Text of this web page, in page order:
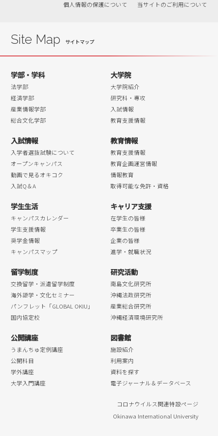
個人情報の保護について 当サイトのご利用について
Site Map
学部・学科
法学部
経済学部
産業情報学部
総合文化学部
大学院
大学院紹介
研究科・専攻
入試情報
教育支援情報
入試情報
入学者選抜試験について
オープンキャンパス
動画で見るオキコク
入試Q＆A
教育情報
教育支援情報
教育企画運営情報
情報教育
取得可能な免許・資格
学生生活
キャンパスカレンダー
学生支援情報
奨学金情報
キャンパスマップ
キャリア支援
在学生の皆様
卒業生の皆様
企業の皆様
進学・就職状況
留学制度
交換留学・派遣留学制度
海外語学・文化セミナー
パンフレット「GLOBAL OKIU」
国内協定校
研究活動
南島文化研究所
沖縄法政研究所
産業総合研究所
沖縄経済環境研究所
公開講座
うまんちゅ定例講座
公開科目
学外講座
大学入門講座
図書館
施設紹介
利用案内
資料を探す
電子ジャーナル＆データベース
コロナウイルス関連特設ページ
Okinawa International University